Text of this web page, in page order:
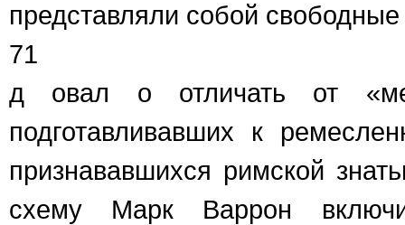
представляли собой
71
д овал о отличать от
подготавливавших к
признававшихся римской
схему Марк Варрон